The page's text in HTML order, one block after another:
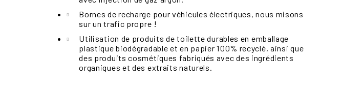
Bornes de recharge pour véhicules électriques, nous misons
sur un trafic propre !
Utilisation de produits de toilette durables en emballage
plastique biodégradable et en papier 100% recyclé, ainsi que
des produits cosmétiques fabriqués avec des ingrédients
organiques et des extraits naturels.